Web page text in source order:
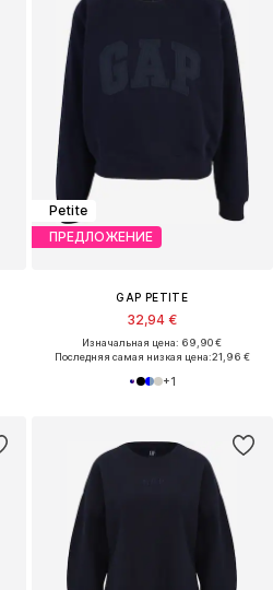
Petite
ПРЕДЛОЖЕНИЕ
GAP PETITE
32,94 €
Изначальная цена: 69,90 €
Последняя самая низкая цена:21,96 €
+1